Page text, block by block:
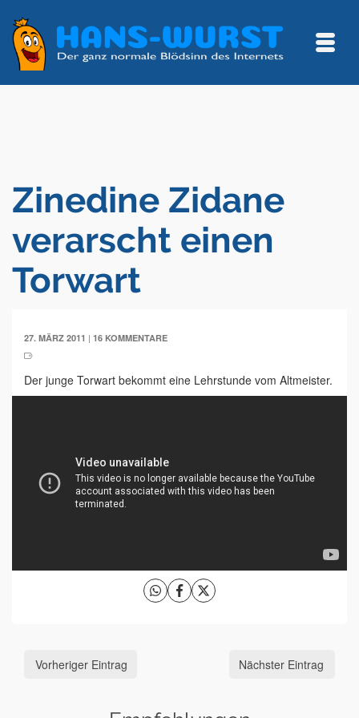
Zinedine Zidane
verarscht einen
Torwart
27. MÄRZ 2011 | 16 KOMMENTARE
Der junge Torwart bekommt eine Lehrstunde vom Altmeister.
Vorheriger Eintrag Nächster Eintrag